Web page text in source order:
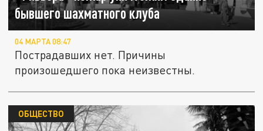
бывшего шахматного клуба
04 МАРТА 08:47
Пострадавших нет. Причины
произошедшего пока неизвестны.
ОБЩЕСТВО